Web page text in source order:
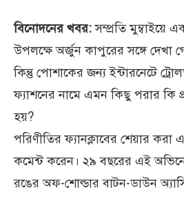
বিনোদনের খবর:সম্প্রতি মুম্বাইয়ে
উপলক্ষে অর্জুন কাপুরের সঙ্গে দেখা
কিন্তু পোশাকের জন্য ইন্টারনেটে
ফ্যাশনের নামে এমন কিছু পরার কি
হয়?
পরিণীতির ফ্যানক্লাবের শেয়ার
কমেন্ট করেন। ২৯ বছরের এই
রঙের অফ-শোল্ডার বাটন-ডাউন